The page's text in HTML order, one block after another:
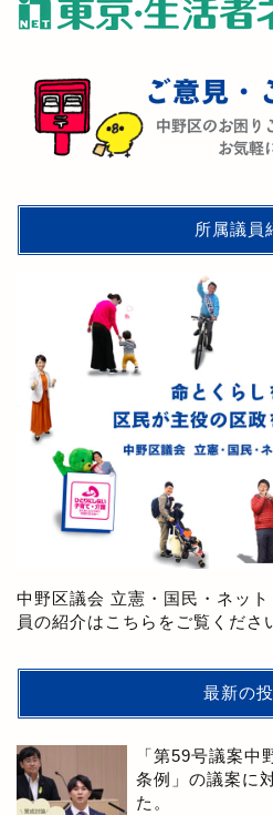
所属議員
中野区議会 立憲・国民・ネッ
員の紹介はこちらをご覧くださ
最新の
「第59号議案中
条例」の議案に
た。